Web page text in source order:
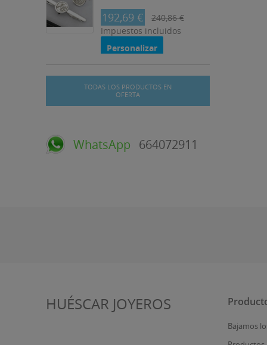
192,69 €
240,86 €
Impuestos incluidos
Personalizar
TODAS LOS PRODUCTOS EN
OFERTA
WhatsApp 664072911
HUÉSCAR JOYEROS
Bajamos